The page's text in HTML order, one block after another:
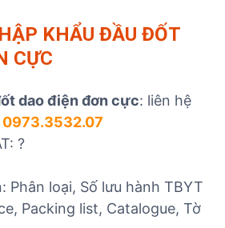
KHẨU ĐẦU ĐỐT
CỰC
dao điện đơn cực: liên hệ
0973.3532.07
?
Phân loại, Số lưu hành TBYT
Packing list, Catalogue, Tờ